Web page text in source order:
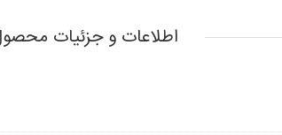
اطلاعات و جزئیات